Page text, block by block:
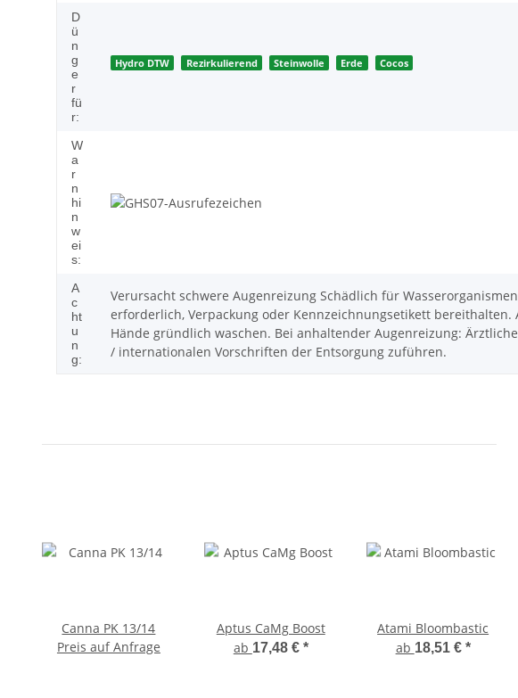
D
ü
n
g
e
r
fü
r:
Hydro DTW Rezirkulierend Steinwolle Erde Cocos
W
a
r
n
hi
n
w
ei
s:
A
c
ht
u
n
g:
Verursacht schwere Augenreizung Schädlich für
erforderlich, Verpackung oder Kennzeichnungsetikett
Hände gründlich waschen. Bei anhaltender Augenreizung:
/ internationalen Vorschriften der Entsorgung zuführen.
Canna PK 13/14
Preis auf Anfrage
Aptus CaMg Boost
ab 17,48 € *
Atami Bloombastic
ab 18,51 € *